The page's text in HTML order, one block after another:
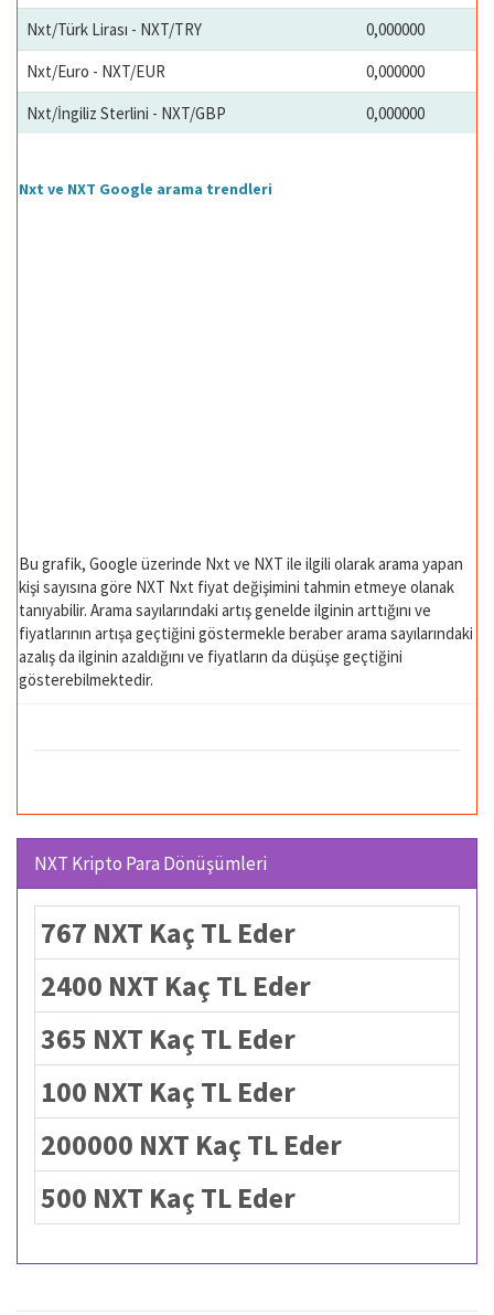
Nxt/Türk Lirası - NXT/TRY
0,000000
Nxt/Euro - NXT/EUR
0,000000
Nxt/İngiliz Sterlini - NXT/GBP
0,000000
Nxt ve NXT Google arama trendleri
Bu grafik, Google üzerinde Nxt ve NXT ile ilgili olarak arama yapan
kişi sayısına göre NXT Nxt fiyat değişimini tahmin etmeye olanak
tanıyabilir. Arama sayılarındaki artış genelde ilginin arttığını ve
fiyatlarının artışa geçtiğini göstermekle beraber arama sayılarındaki
azalış da ilginin azaldığını ve fiyatların da düşüşe geçtiğini
gösterebilmektedir.
NXT Kripto Para Dönüşümleri
767 NXT Kaç TL Eder
2400 NXT Kaç TL Eder
365 NXT Kaç TL Eder
100 NXT Kaç TL Eder
200000 NXT Kaç TL Eder
500 NXT Kaç TL Eder